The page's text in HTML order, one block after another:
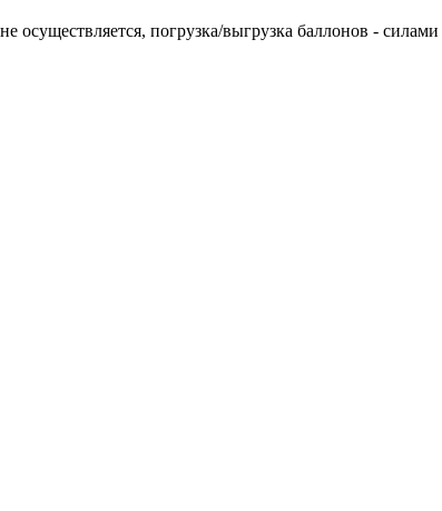
осуществляется, погрузка/выгрузка баллонов - силами